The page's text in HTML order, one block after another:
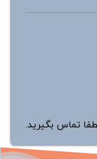
تماس بگیرید.